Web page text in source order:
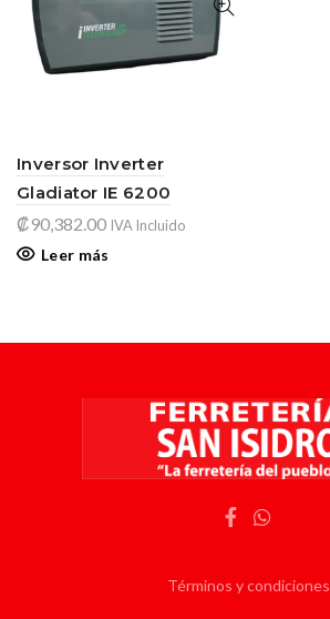
Inversor Inverter
Gladiator IE 6200
₡90,382.00 IVA Incluido
Leer más
Términos y condiciones